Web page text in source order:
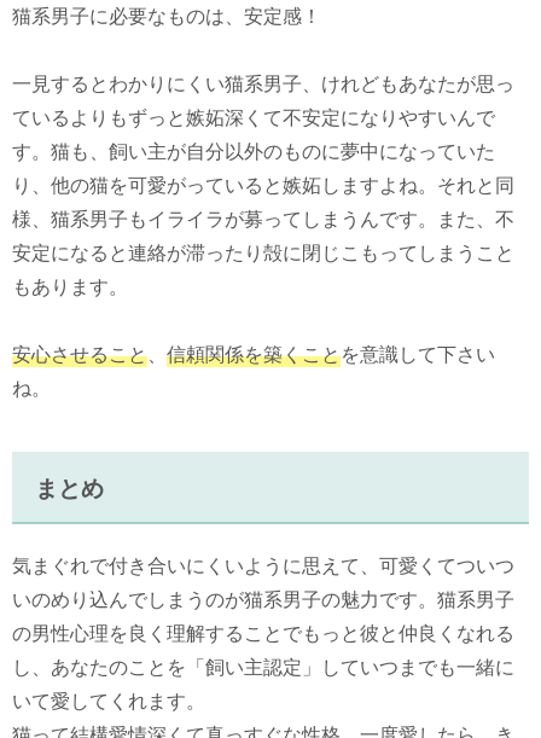
猫系男子に必要なものは、安定感！
一見するとわかりにくい猫系男子、けれどもあなたが思っ
ているよりもずっと嫉妬深くて不安定になりやすいんで
す。猫も、飼い主が自分以外のものに夢中になっていた
り、他の猫を可愛がっていると嫉妬しますよね。それと同
様、猫系男子もイライラが募ってしまうんです。また、不
安定になると連絡が滞ったり殻に閉じこもってしまうこと
もあります。
安心させること、 信頼関係を築くことを意識して下さい
ね。
まとめ
気まぐれで付き合いにくいように思えて、可愛くてついつ
いのめり込んでしまうのが猫系男子の魅力です。猫系男子
の男性心理を良く理解することでもっと彼と仲良くなれる
し、あなたのことを「飼い主認定」していつまでも一緒に
いて愛してくれます。